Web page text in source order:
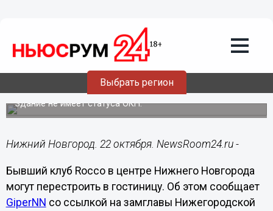
Выбрать регион
Гостиницу вместо клуба Rocco могут
построить в центре Нижнего
Здание не имеет статуса ОКН.
Нижний Новгород. 22 октября. NewsRoom24.ru -
Бывший клуб Rocco в центре Нижнего Новгорода
могут перестроить в гостиницу. Об этом сообщает
GiperNN со ссылкой на замглавы Нижегородской